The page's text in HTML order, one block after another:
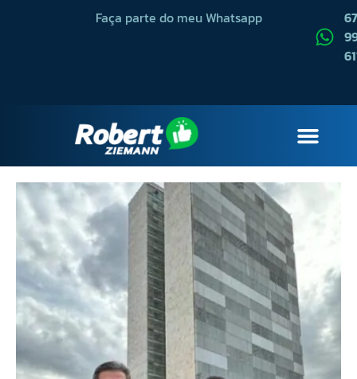
Faça parte do meu Whatsapp
67